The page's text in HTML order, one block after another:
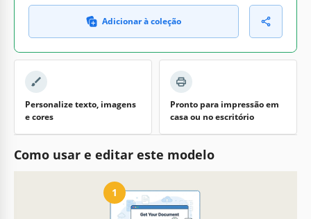
Adicionar à coleção
Personalize texto, imagens
e cores
Pronto para impressão em
casa ou no escritório
Como usar e editar este modelo
1